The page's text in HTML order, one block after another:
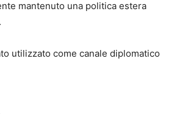
mantenuto una politica estera
utilizzato come canale diplomatico